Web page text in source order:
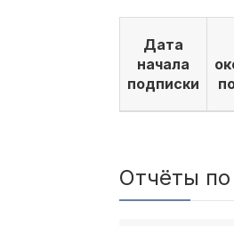
Дата
начала
подписки
Отчёты